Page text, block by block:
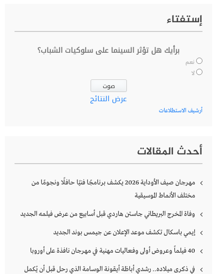
إستفتاء
برأيك هل تؤثر السينما على سلوكيات الشباب؟
نعم
لا
عرض النتائج
أرشيف الاستطلاعات
أحدث المقالات
مهرجان صيف الأوداية 2026 يكشف برنامجًا فنيًا حافلًا ونجومًا من
مختلف الأنماط الموسيقية
وفاة المخرج البريطاني جاستن هاردي قبل أسابيع من عرض فيلمه الجديد
إيمي باسكال تكشف موعد الإعلان عن جيمس بوند الجديد
40 فيلماً وعروض أولى وفعاليات مهنية في مهرجان نافذة على أوروبا
في ذكرى ميلاده.. رشدي أباظة أيقونة الوسامة الذي رحل قبل أن يُكمل